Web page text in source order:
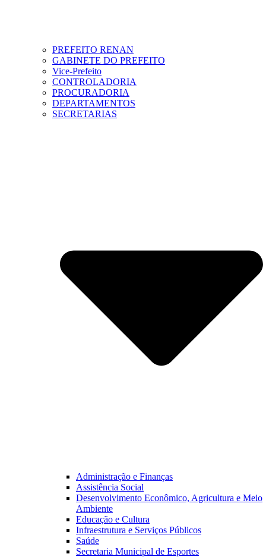
PREFEITO RENAN
GABINETE DO PREFEITO
Vice-Prefeito
CONTROLADORIA
PROCURADORIA
DEPARTAMENTOS
SECRETARIAS
Administração e Finanças
Assistência Social
Desenvolvimento Econômico, Agricultura e Meio
Ambiente
Educação e Cultura
Infraestrutura e Serviços Públicos
Saúde
Secretaria Municipal de Esportes